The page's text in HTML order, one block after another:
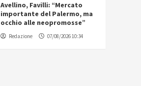
Avellino, Favilli: “Mercato
importante del Palermo, ma
occhio alle neopromosse”
Redazione 07/08/2026 10:34